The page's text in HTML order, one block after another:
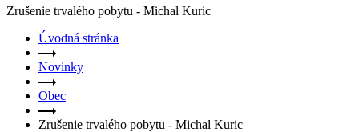
Zrušenie trvalého pobytu - Michal Kuric
Úvodná stránka
Novinky
Obec
Zrušenie trvalého pobytu - Michal Kuric